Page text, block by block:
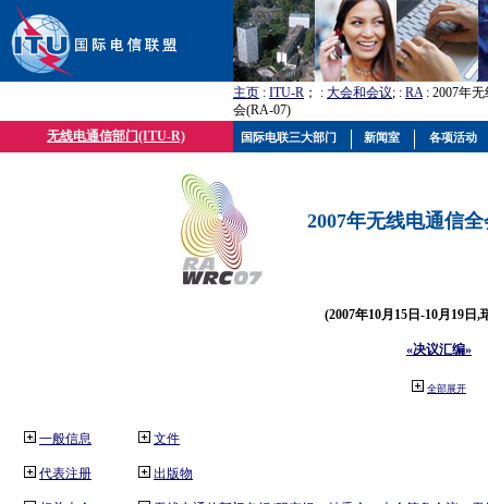
主页 : ITU-R ； : 大会和会议; : RA: 2007年
会(RA-07)
无线电通信部门(ITU-R)
2007年无线电通信
(2007年10月15日-10月19日,
«决议汇编»
全部展开
一般信息
代表注册
文件
出版物
国际电联三大部门 新闻室 各项活动